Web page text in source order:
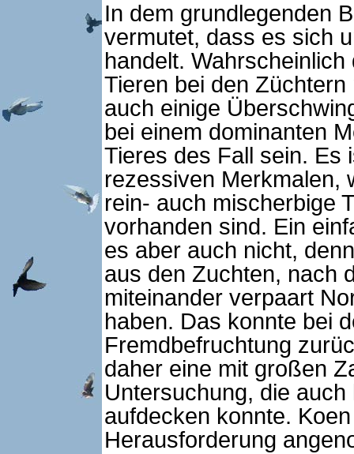
In dem grundlegenden
vermutet, dass es sich
handelt.
Tieren bei den
auch einige
bei einem dominanten
Tieres des Fall sein. Es
rezessiven Merkmalen,
rein- auch mischerbige
vorhanden sind. Ein
es aber auch nicht,
aus den Zuchten, nach
miteinander verpaart
haben. Das konnte bei
Fremdbefruchtung
daher eine mit großen
Untersuchung, die
aufdecken konnte.
Herausforderung